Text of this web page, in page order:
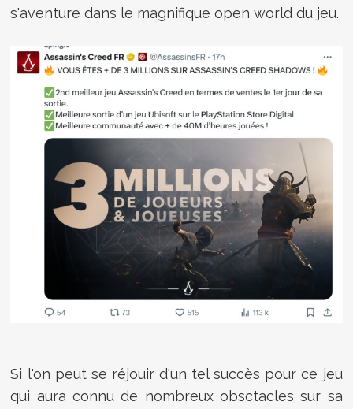
s'aventure dans le magnifique open world du jeu.
Si l'on peut se réjouir d'un tel succès pour ce jeu
qui aura connu de nombreux obsctacles sur sa